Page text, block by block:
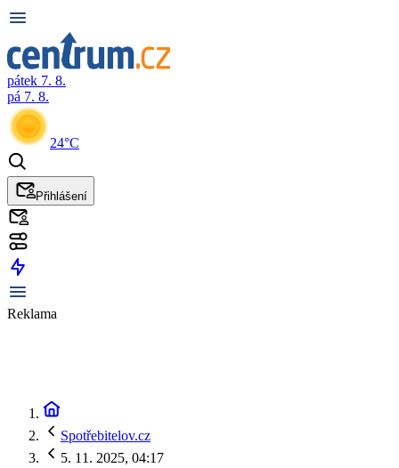
pátek 7. 8.
pá 7. 8.
24°C
Přihlášení
Reklama
Spotřebitelov.cz
5. 11. 2025, 04:17